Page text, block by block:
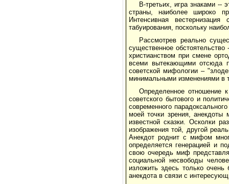
В-третьих, игра знаками --
страны, наиболее широко
Интенсивная
табуирования, поскольку
Рассмотрев реально
существенное
христианством при смене
всеми вытекающими отсюда
советской мифологии –
минимальными изменениями в
Определенное отношение
советского бытового и
современного
моей точки зрения, анекдоты
известной сказки. Осколки
изображения той, другой
Анекдот роднит с мифом
определяется генерацией и
свою очередь миф
социальной несвободы
изложить здесь только
анекдота в связи с